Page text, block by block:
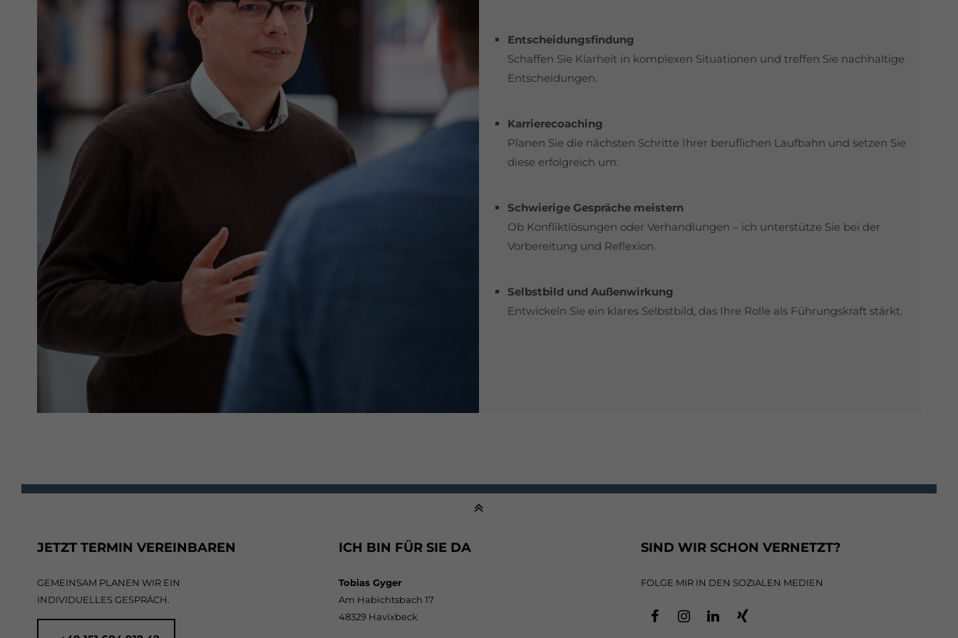
Entscheidungsfindung
Schaffen Sie Klarheit in komplexen Situationen und treffen Sie nachhaltige
Entscheidungen.
Karrierecoaching
Planen Sie die nächsten Schritte Ihrer beruflichen Laufbahn und setzen Sie
diese erfolgreich um.
Schwierige Gespräche meistern
Ob Konfliktlösungen oder Verhandlungen – ich unterstütze Sie bei der
Vorbereitung und Reflexion.
Selbstbild und Außenwirkung
Entwickeln Sie ein klares Selbstbild, das Ihre Rolle als Führungskraft stärkt.
JETZT TERMIN VEREINBAREN
GEMEINSAM PLANEN WIR EIN
INDIVIDUELLES GESPRÄCH.
ICH BIN FÜR SIE DA
Tobias Gyger
Am Habichtsbach 17
48329 Havixbeck
SIND WIR SCHON VERNETZT?
FOLGE MIR IN DEN SOZIALEN MEDIEN